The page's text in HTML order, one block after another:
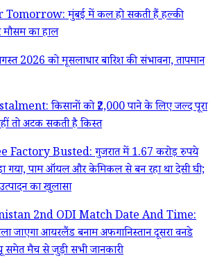
मुंबई में कल हो सकती हैं हल्की
मौसम का हाल
2026 को मूसलाधार बारिश की संभावना, तापमान
किसानों को ₹2,000 पाने के लिए जल्द पूरा
तो अटक सकती है किस्त
Factory Busted: गुजरात में 1.67 करोड़ रुपये
गया, पाम ऑयल और केमिकल से बन रहा था देसी घी;
का खुलासा
2nd ODI Match Date And Time:
आयरलैंड बनाम अफगानिस्तान दूसरा वनडे
समेत मैच से जुड़ी सभी जानकारी